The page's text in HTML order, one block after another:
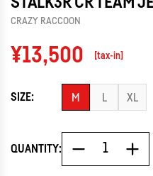
CRAZY RACCOON
Regular
price
¥13,500 [tax-in]
SIZE: M L XL
QUANTITY: